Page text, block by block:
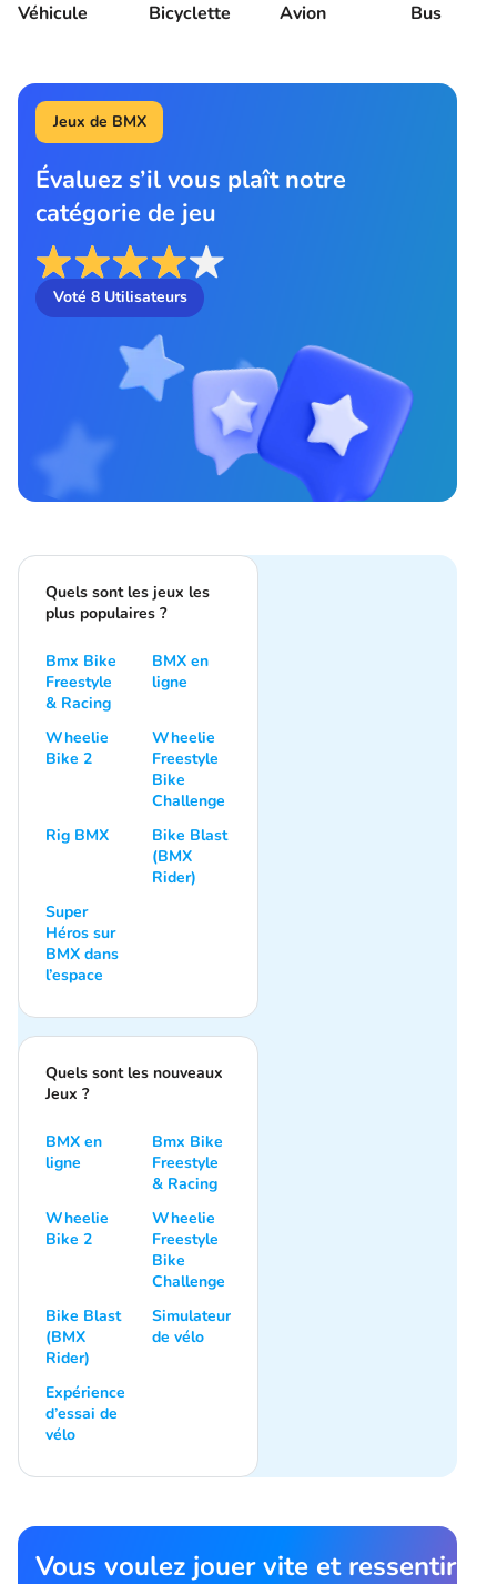
Véhicule Bicyclette Avion Bus
Jeux de BMX
Évaluez s’il vous plaît notre
catégorie de jeu
Voté 8Utilisateurs
Quels sont les jeux les
plus populaires ?
Bmx Bike
Freestyle
& Racing
BMX en
ligne
Wheelie
Bike 2
Wheelie
Freestyle
Bike
Challenge
Rig BMX
Bike Blast
(BMX
Rider)
Super
Héros sur
BMX dans
l’espace
Quels sont les nouveaux
Jeux ?
BMX en
ligne
Bmx Bike
Freestyle
& Racing
Wheelie
Bike 2
Wheelie
Freestyle
Bike
Challenge
Bike Blast
(BMX
Rider)
Simulateur
de vélo
Expérience
d’essai de
vélo
Vous voulez jouer vite et ressentir